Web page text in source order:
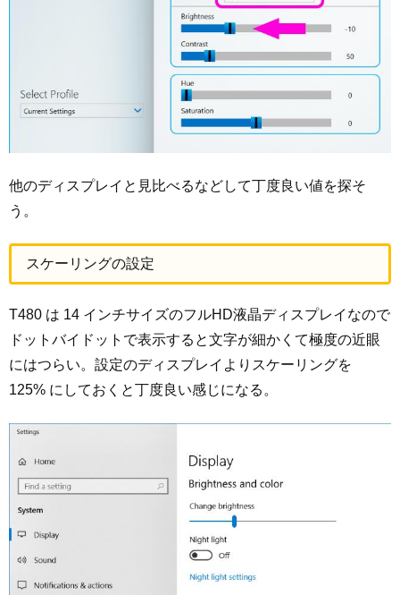
他のディスプレイと見比べるなどして丁度良い値を探そ
う。
スケーリングの設定
T480 は 14 インチサイズのフルHD液晶ディスプレイなので
ドットバイドットで表示すると文字が細かくて極度の近眼
にはつらい。設定のディスプレイよりスケーリングを
125% にしておくと丁度良い感じになる。